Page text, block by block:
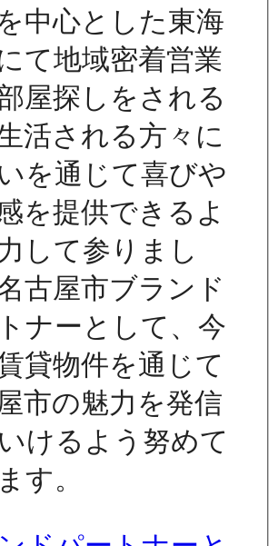
中心とした東海
て地域密着営業
屋探しをされる
活される方々に
を通じて喜びや
を提供できるよ
して参りまし
古屋市ブランド
ナーとして、今
貸物件を通じて
市の魅力を発信
けるよう努めて
す。